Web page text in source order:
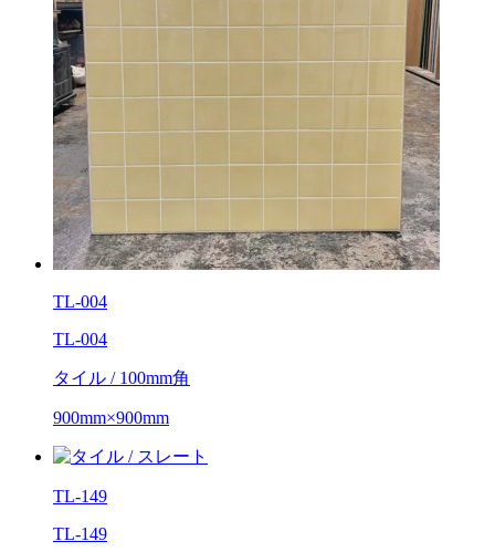
TL-004
TL-004
タイル / 100mm角
900mm×900mm
TL-149
TL-149